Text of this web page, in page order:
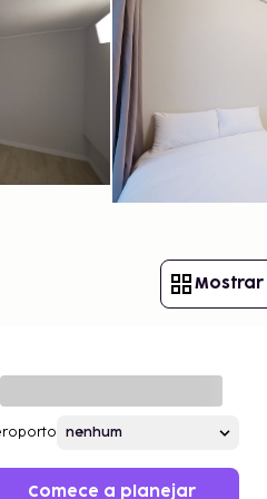
Mostrar
Comece a planejar